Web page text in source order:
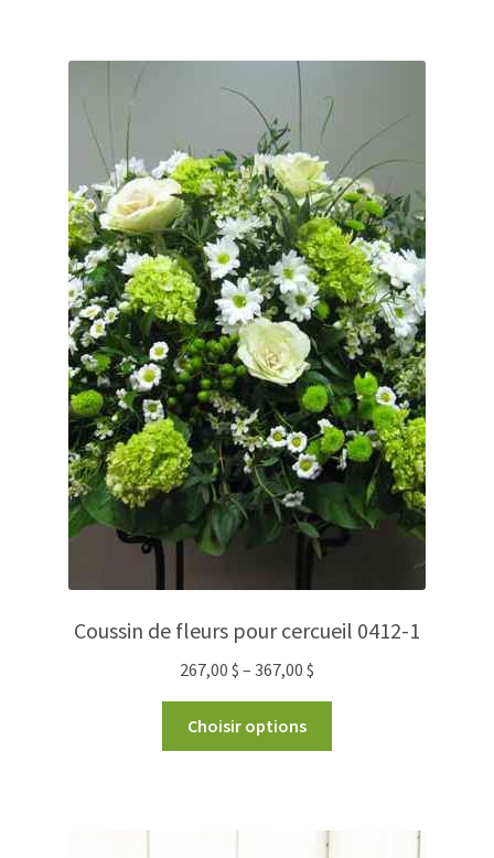
Coussin de fleurs pour cercueil 0412-1
267,00 $ – 367,00 $
Choisir options